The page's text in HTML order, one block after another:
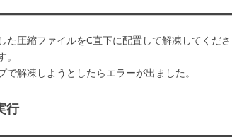
た圧縮ファイルをC直下に配置して解凍してくだ
。
で解凍しようとしたらエラーが出ました。
行